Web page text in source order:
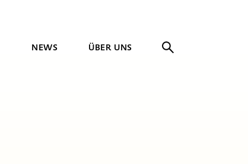
NEWS ÜBER UNS